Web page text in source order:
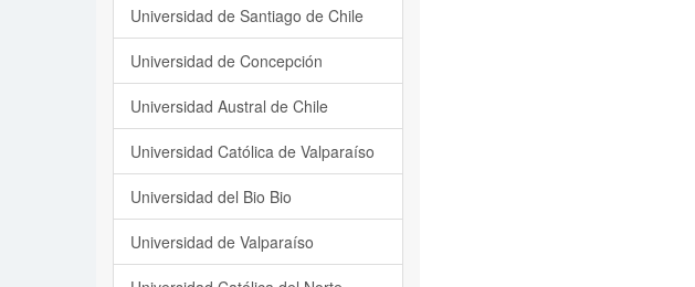
Universidad de Santiago de Chile
Universidad de Concepción
Universidad Austral de Chile
Universidad Católica de Valparaíso
Universidad del Bio Bio
Universidad de Valparaíso